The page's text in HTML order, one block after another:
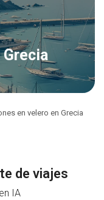
en velero en Grecia
de viajes
IA